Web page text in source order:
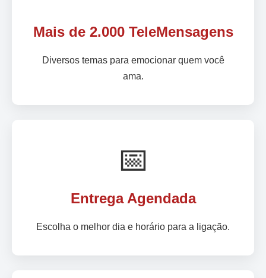
Mais de 2.000 TeleMensagens
Diversos temas para emocionar quem você
ama.
📅
Entrega Agendada
Escolha o melhor dia e horário para a ligação.